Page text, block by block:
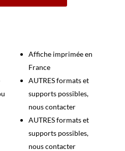
Affiche imprimée en
France
AUTRES formats et
supports possibles,
nous contacter
AUTRES formats et
supports possibles,
nous contacter